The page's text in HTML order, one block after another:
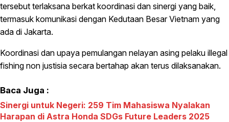
tersebut terlaksana berkat koordinasi dan sinergi yang baik,
termasuk komunikasi dengan Kedutaan Besar Vietnam yang
ada di Jakarta.
Koordinasi dan upaya pemulangan nelayan asing pelaku illegal
fishing non justisia secara bertahap akan terus dilaksanakan.
Baca Juga :
Sinergi untuk Negeri: 259 Tim Mahasiswa Nyalakan
Harapan di Astra Honda SDGs Future Leaders 2025